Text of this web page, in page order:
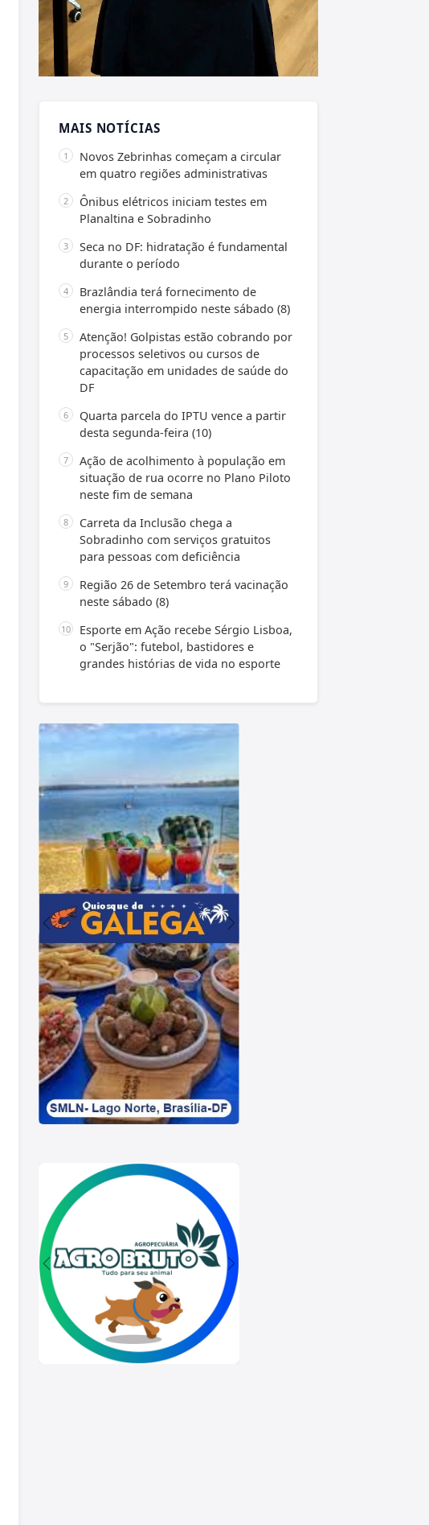
MAIS NOTÍCIAS
Novos Zebrinhas começam a circular
em quatro regiões administrativas
Ônibus elétricos iniciam testes em
Planaltina e Sobradinho
Seca no DF: hidratação é fundamental
durante o período
Brazlândia terá fornecimento de
energia interrompido neste sábado (8)
Atenção! Golpistas estão cobrando por
processos seletivos ou cursos de
capacitação em unidades de saúde do
DF
Quarta parcela do IPTU vence a partir
desta segunda-feira (10)
Ação de acolhimento à população em
situação de rua ocorre no Plano Piloto
neste fim de semana
Carreta da Inclusão chega a
Sobradinho com serviços gratuitos
para pessoas com deficiência
Região 26 de Setembro terá vacinação
neste sábado (8)
Esporte em Ação recebe Sérgio Lisboa,
o "Serjão": futebol, bastidores e
grandes histórias de vida no esporte